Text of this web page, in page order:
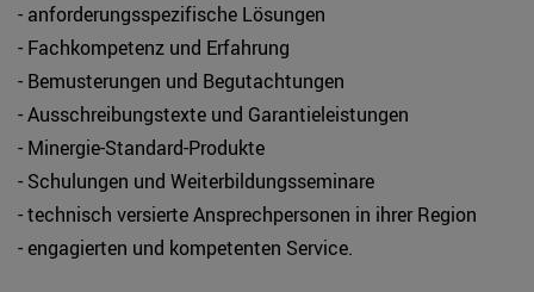
- anforderungsspezifische Lösungen
- Fachkompetenz und Erfahrung
- Bemusterungen und Begutachtungen
- Ausschreibungstexte und Garantieleistungen
- Minergie-Standard-Produkte
- Schulungen und Weiterbildungsseminare
- technisch versierte Ansprechpersonen in ihrer Region
- engagierten und kompetenten Service.